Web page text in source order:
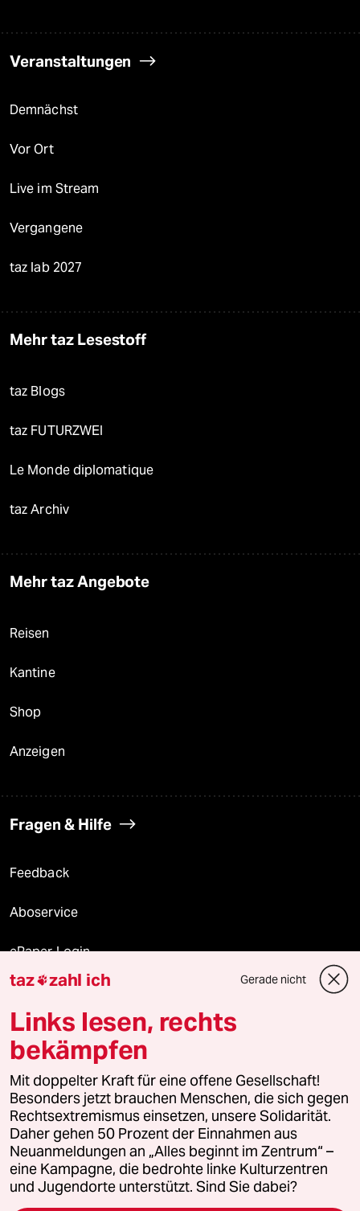
Veranstaltungen
Demnächst
Vor Ort
Live im Stream
Vergangene
taz lab 2027
Mehr taz Lesestoff
taz Blogs
taz FUTURZWEI
Le Monde diplomatique
taz Archiv
Mehr taz Angebote
Reisen
Kantine
Shop
Anzeigen
Fragen & Hilfe
Feedback
Aboservice
ePaper Login
Downloads für Abonnierende
© 2026 taz Verlags und Vertriebs GmbH
Alle Rechte vorbehalten. Bei rechtlichen Fragen oder für Genehmigungen
wenden Sie sich bitte an
lizenzen@taz.de
Feedback Redaktionsstatut Kommune-Richtlinien
Leitlinie Informant Datenschutz Impressum AGB
taz zahl ich Gerade nicht
Links lesen, rechts
bekämpfen
Mit doppelter Kraft für eine offene Gesellschaft!
Besonders jetzt brauchen Menschen, die sich gegen
Rechtsextremismus einsetzen, unsere Solidarität.
Daher gehen 50 Prozent der Einnahmen aus
Neuanmeldungen an „Alles beginnt im Zentrum“ –
eine Kampagne, die bedrohte linke Kulturzentren
und Jugendorte unterstützt. Sind Sie dabei?